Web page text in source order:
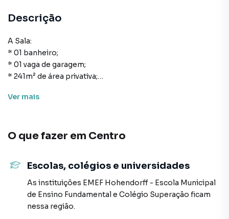
Descrição
A Sala:
* 01 banheiro;
* 01 vaga de garagem;
* 241m² de área privativa;
* Acabamento em gesso;
Forma de pagamento:
corretores
AGENDE JÁ SUA VISITA!
O valor do imóvel poderá sofrer alteração sem aviso
Ver mais
O que fazer em Centro
Escolas, colégios e universidades
As instituições EMEF Hohendorff - Escola Municipal
de Ensino Fundamentale Colégio Superação ficam
nessa região.